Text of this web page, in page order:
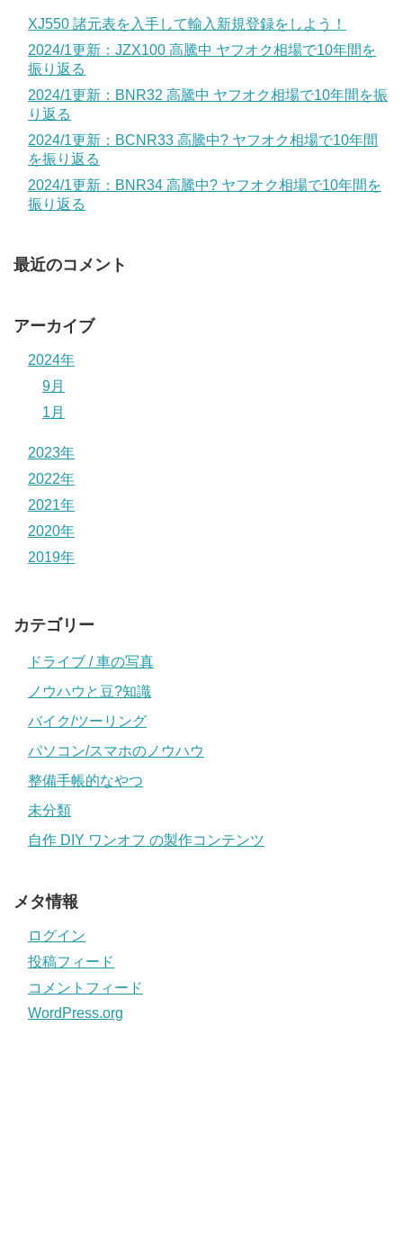
XJ550 諸元表を入手して輸入新規登録をしよう！
2024/1更新：JZX100 高騰中 ヤフオク相場で10年間を
振り返る
2024/1更新：BNR32 高騰中 ヤフオク相場で10年間を振
り返る
2024/1更新：BCNR33 高騰中? ヤフオク相場で10年間
を振り返る
2024/1更新：BNR34 高騰中? ヤフオク相場で10年間を
振り返る
最近のコメント
アーカイブ
2024年
9月
1月
2023年
2022年
2021年
2020年
2019年
カテゴリー
ドライブ / 車の写真
ノウハウと豆?知識
バイク/ツーリング
パソコン/スマホのノウハウ
整備手帳的なやつ
未分類
自作 DIY ワンオフ の製作コンテンツ
メタ情報
ログイン
投稿フィード
コメントフィード
WordPress.org